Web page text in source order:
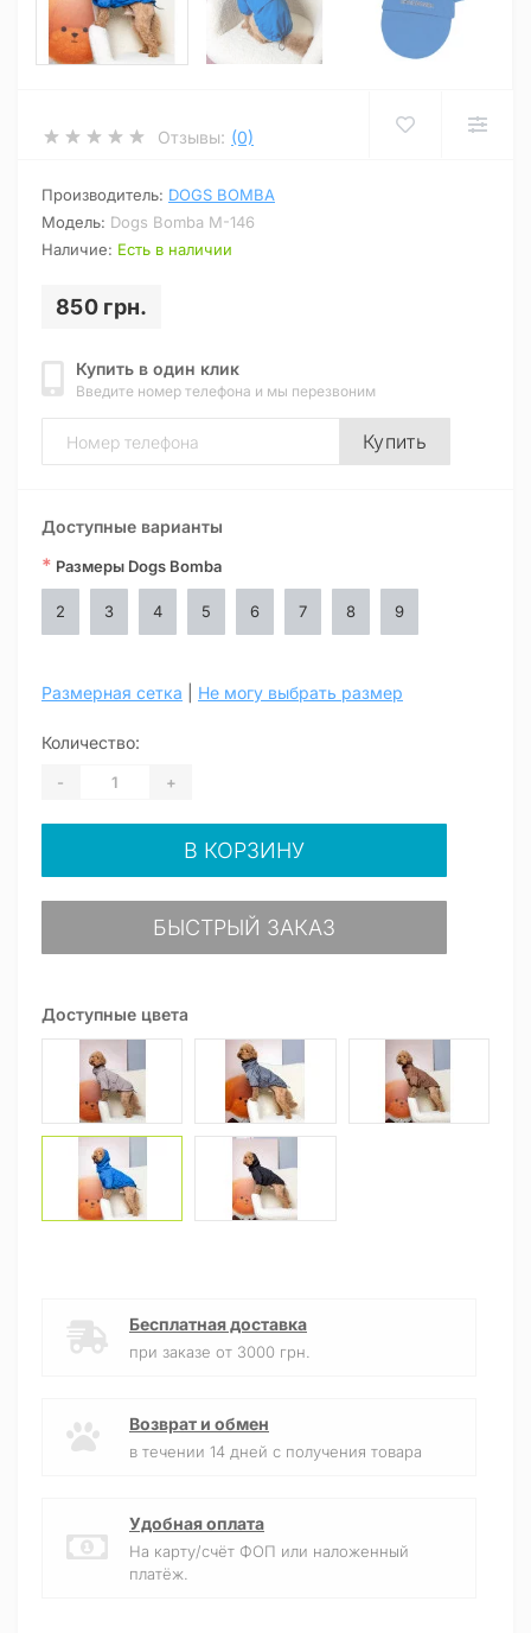
Отзывы: (0)
Производитель: DOGS BOMBA
Модель: Dogs Bomba M-146
Наличие: Есть в наличии
850 грн.
Купить в один клик
Введите номер телефона и мы перезвоним
Купить
Доступные цвета
Доступные варианты
* Размеры Dogs Bomba
2 3 4 5 6 7 8 9
Размерная сетка Не могу выбрать размер
Количество:
- +
В КОРЗИНУ
БЫСТРЫЙ ЗАКАЗ
Бесплатная доставка
при заказе от 3000 грн.
Возврат и обмен
в течении 14 дней с получения товара
Удобная оплата
На карту/счёт ФОП или наложенный
платёж.